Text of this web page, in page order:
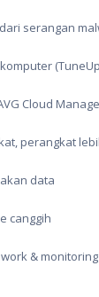
serangan
Cloud
perangkat
data
canggih
& monitoring